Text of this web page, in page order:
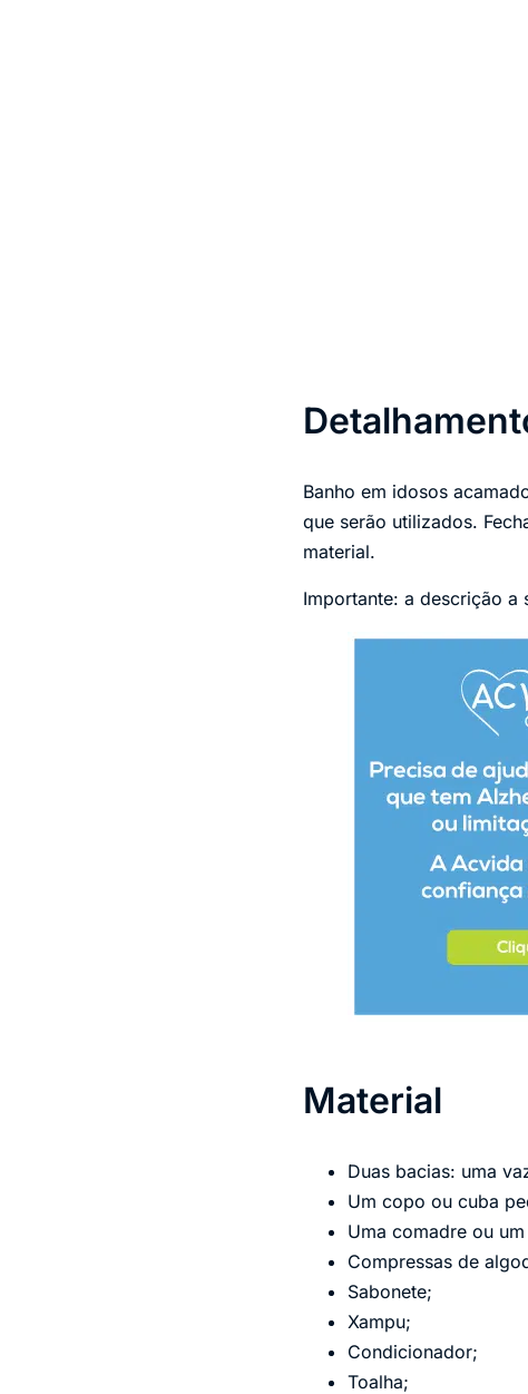
Banho em idosos
que serão utilizados.
material.
Importante: a descrição
Material
Duas bacias: uma
Um copo ou cuba
Uma comadre ou
Compressas de
Sabonete;
Xampu;
Condicionador;
Toalha;